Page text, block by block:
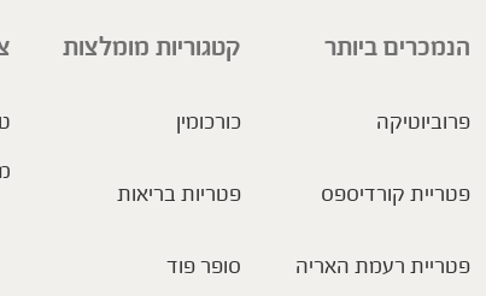
הנמכרים ביותר
פרוביוטיקה
פטריית קורדיספס
פטריית רעמת האריה
קטגוריות מומלצות
כורכומין
פטריות בריאות
סופר פוד